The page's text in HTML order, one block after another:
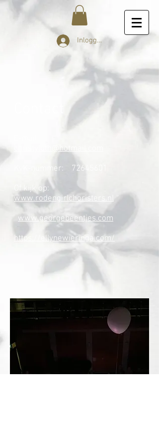
Inloggen
christyluth@hotmail.com
KvK-nummer: 72645601
Of kijk op:
www.rodengirlchoristers.nl
www.georgebeentjes.com
https://ellynewieringa.com/